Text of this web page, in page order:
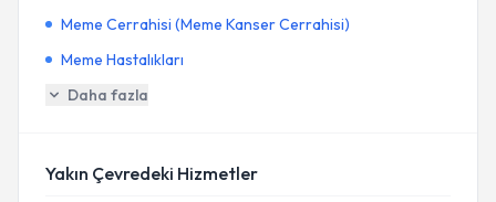
Meme Cerrahisi (Meme Kanser Cerrahisi)
Meme Hastalıkları
Daha fazla
Yakın Çevredeki Hizmetler